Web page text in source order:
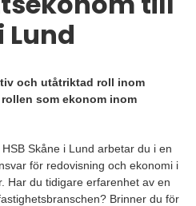
Lund
och utåtriktad roll inom
som ekonom inom
Skåne i Lund arbetar du i en
för redovisning och ekonomi i
Har du tidigare erfarenhet av en
Brinner du för